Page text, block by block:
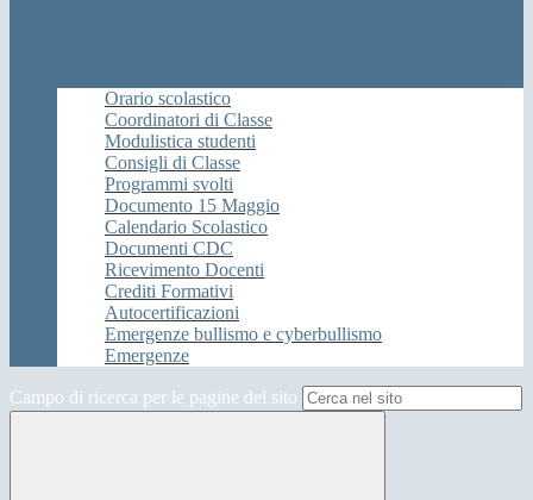
Orario scolastico
Coordinatori di Classe
Modulistica studenti
Consigli di Classe
Programmi svolti
Documento 15 Maggio
Calendario Scolastico
Documenti CDC
Ricevimento Docenti
Crediti Formativi
Autocertificazioni
Emergenze bullismo e cyberbullismo
Emergenze
Campo di ricerca per le pagine del sito